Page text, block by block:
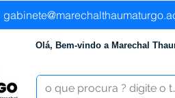
Olá, Bem-vindo a Marechal